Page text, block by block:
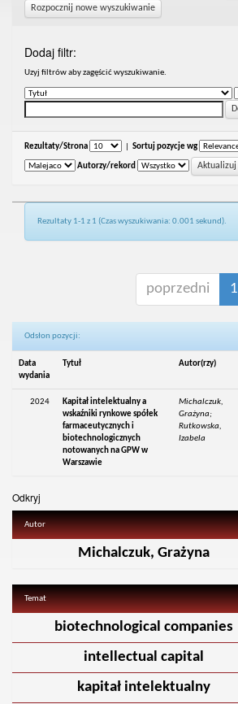
Rozpocznij nowe wyszukiwanie
Dodaj filtr:
Uzyj filtrów aby zagęścić wyszukiwanie.
Rezultaty/Strona Sortuj pozycje wg
Autorzy/rekord
Rezultaty 1-1 z 1 (Czas wyszukiwania: 0.001 sekund).
poprzedni 1
Odsłon pozycji:
Data
wydania
Tytuł Autor(rzy)
2024
Kapitał intelektualny a
wskaźniki rynkowe spółek
farmaceutycznych i
biotechnologicznych
notowanych na GPW w
Warszawie
Michalczuk,
Grażyna;
Rutkowska,
Izabela
Odkryj
Autor
Michalczuk, Grażyna
Temat
biotechnological companies
intellectual capital
kapitał intelektualny